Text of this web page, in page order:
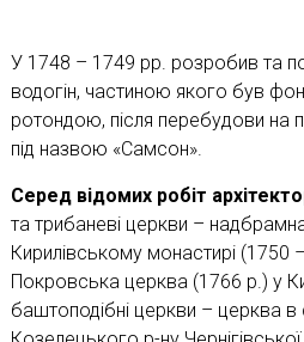
У 1748 – 1749 рр. розробив та
водогін, частиною якого був
ротондою, після перебудови на
під назвою «Самсон».
Серед відомих робіт
та трибаневі церкви –
Кирилівському монастирі (1750
Покровська церква (1766 р.) у
баштоподібні церкви – церква в